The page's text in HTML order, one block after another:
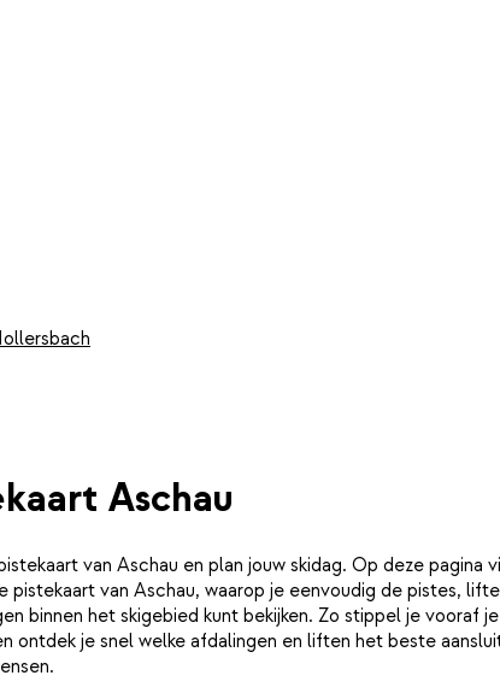
Aschau
van Aschau en plan jouw skidag. Op deze pagina
pistekaart van Aschau, waarop je eenvoudig de pistes,
binnen het skigebied kunt bekijken. Zo stippel je vooraf je
ontdek je snel welke afdalingen en liften het beste